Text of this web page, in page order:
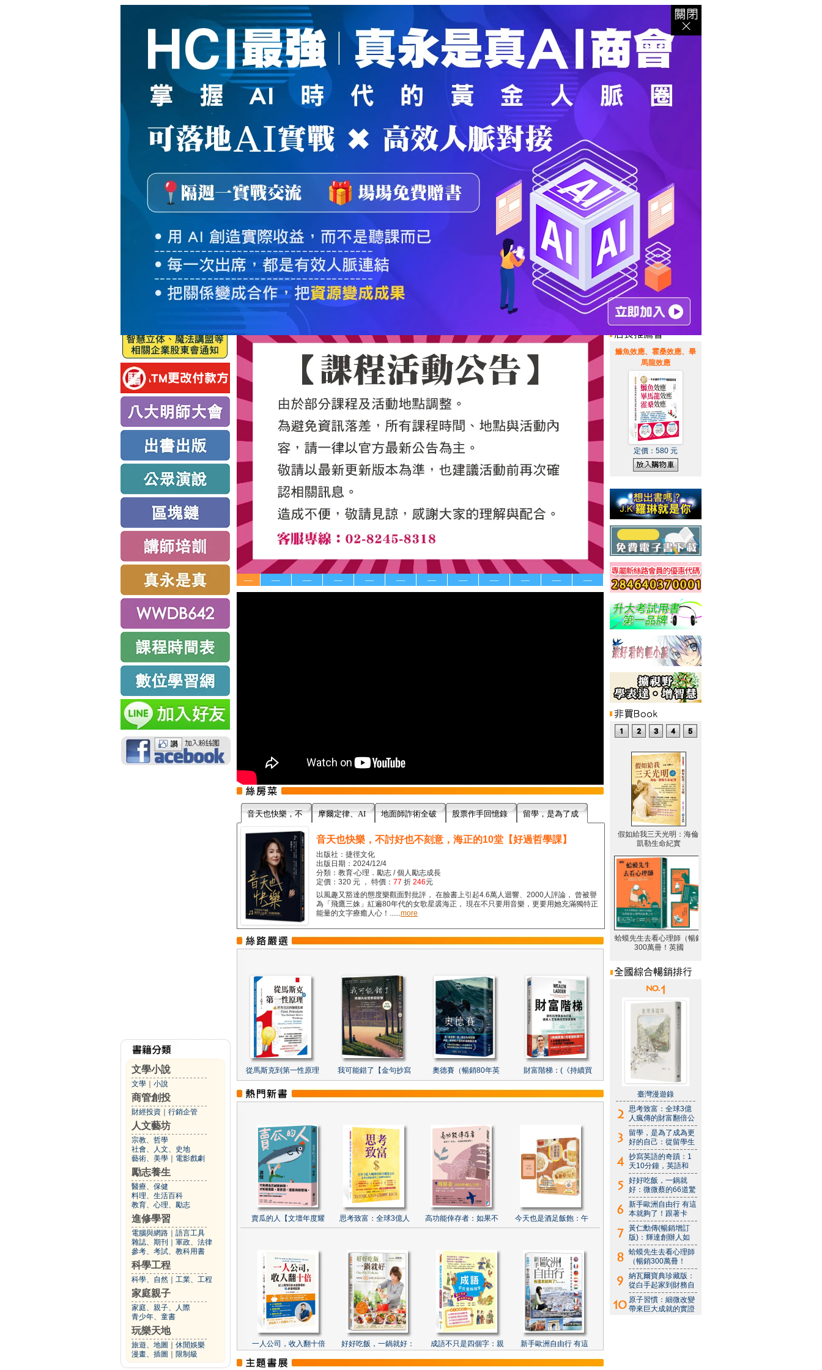
登入｜註冊｜會員中心 結帳
魔法弟子｜自資出版｜電子書 ｜客服中心｜ 智慧型立体會員
國際級品牌課程|優惠通知|霹靂英雄音樂精選|
文學小說
文學 小說
商管創投
財經投資 行銷企管
人文藝坊
宗教、哲學
社會、人文、史地
藝術、美學
電影戲劇
勵志養生
醫療、保健
料理、生活百科
教育、心理、勵志
進修學習
電腦與網路
語言工具
雜誌、期刊
軍政、法律
參考、考試、教科用書
科學工程
科學、自然 工業、工程
家庭親子
家庭、親子、人際
青少年、童書
玩樂天地
旅遊、地圖
休閒娛樂
漫畫、插圖
限制級
— — — — — — — — — — — —
音天也快樂，不 摩爾定律、AI 地面師詐術全破 股票作手回憶錄 留學，是為了成
音天也快樂，不討好也不刻意，海正的10堂【好過哲學課】
出版社：捷徑文化
出版日期：2024/12/4
分類：教育‧心理．勵志 / 個人勵志成長
定價：320 元 ， 特價： 77 折 246元
以風趣又豁達的態度樂觀面對批評， 在臉書上引起4.6萬人迴響、2000人評論， 曾被譽
為「飛鷹三姝」紅遍80年代的女歌星裘海正， 現在不只要用音樂，更要用她充滿獨特正
能量的文字療癒人心！......more
從馬斯克到第一性原理 我可能錯了【金句抄寫 奧德賽（暢銷80年英 財富階梯：(《持續買
賣瓜的人【文壇年度耀 思考致富：全球3億人 高功能倖存者：如果不 今天也是酒足飯飽：午
一人公司，收入翻十倍 好好吃飯，一鍋就好： 成語不只是四個字：親 新手歐洲自由行 有這
鰷魚效應、霍桑效應、畢
馬龍效應
定價： 580 元
臺灣漫遊錄
思考致富：全球3億
人瘋傳的財富翻倍公
留學，是為了成為更
好的自己：從留學生
抄寫英語的奇蹟：1
天10分鐘，英語和
好好吃飯，一鍋就
好：微微蔡的66道驚
新手歐洲自由行 有這
本就夠了！跟著卡
黃仁勳傳(暢銷增訂
版)：輝達創辦人如
蛤蟆先生去看心理師
（暢銷300萬冊！
納瓦爾寶典珍藏版：
從白手起家到財務自
原子習慣：細微改變
帶來巨大成就的實證